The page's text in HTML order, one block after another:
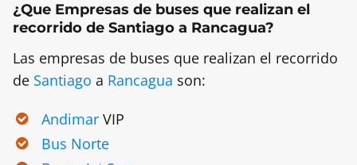
¿Que Empresas de buses que realizan el
recorrido de Santiago a Rancagua?
Las empresas de buses que realizan el recorrido
de Santiago a Rancagua son:
Andimar VIP
Bus Norte